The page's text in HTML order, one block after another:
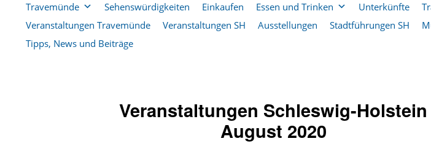
Travemünde Sehenswürdigkeiten Einkaufen Essen und Trinken Unterkünfte
Veranstaltungen Travemünde
Veranstaltungen SH Ausstellungen Stadtführungen SH
Tipps, News und Beiträge
Veranstaltungen Schleswig-Holstein
August 2020